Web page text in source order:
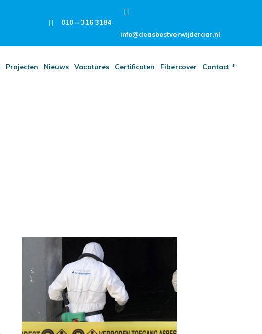
010 – 316 3184
info@deasbestverwijderaar.nl
Projecten Nieuws Vacatures Certificaten Fibercover Contact